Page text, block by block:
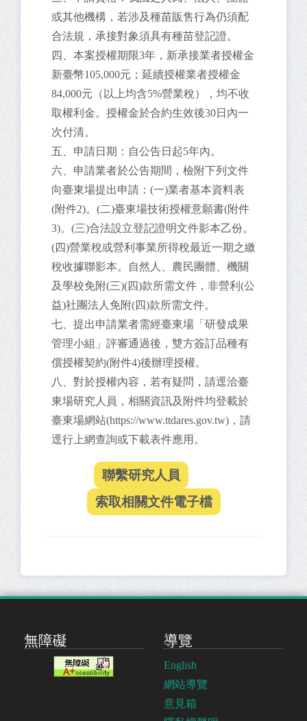
或其他機構，若涉及種苗販售行為仍須配
合法規，承接對象須具有種苗登記證。
四、本案授權期限3年，新承接業者授權金
新臺幣105,000元；延續授權業者授權金
84,000元（以上均含5%營業稅），均不收
取權利金。授權金於合約生效後30日內一
次付清。
五、申請日期：自公告日起5年內。
六、申請業者於公告期間，檢附下列文件
向臺東場提出申請：(一)業者基本資料表
(附件2)。(二)臺東場技術授權意願書(附件
3)。(三)合法設立登記證明文件影本乙份。
(四)營業稅或營利事業所得稅最近一期之繳
稅收據聯影本。自然人、農民團體、機關
及學校免附(三)(四)款所需文件，非營利(公
益)社團法人免附(四)款所需文件。
七、提出申請業者需經臺東場「研發成果
管理小組」評審通過後，雙方簽訂品種有
償授權契約(附件4)後辦理授權。
八、對於授權內容，若有疑問，請逕洽臺
東場研究人員，相關資訊及附件均登載於
臺東場網站(https://www.ttdares.gov.tw)，請
逕行上網查詢或下載表件應用。
無障礙 導覽
English
網站導覽
意見箱